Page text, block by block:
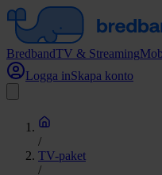
BredbandTV & Streaming
Logga inSkapa konto
/
TV-paket
/